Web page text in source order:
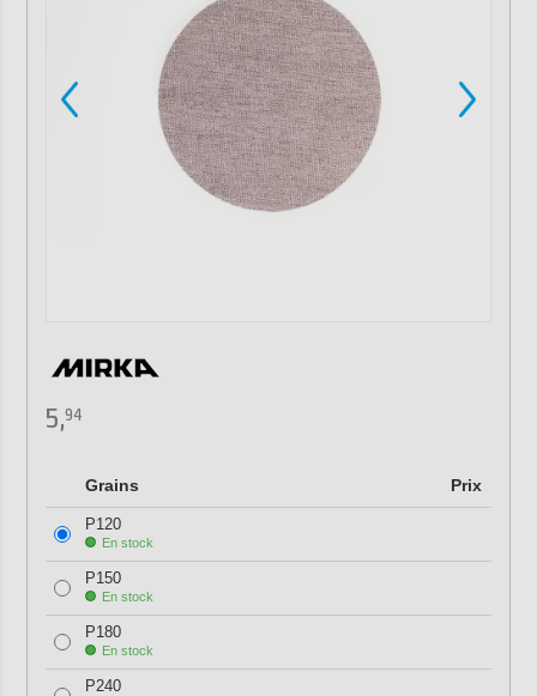
5,94
Grains Prix
P120
En stock
P150
En stock
P180
En stock
P240